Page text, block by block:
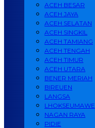
ACEH BESAR
ACEH JAYA
ACEH SELATAN
ACEH SINGKIL
ACEH TAMIANG
ACEH TENGAH
ACEH TIMUR
ACEH UTARA
BENER MERIAH
BIREUEN
LANGSA
LHOKSEUMAWE
NAGAN RAYA
PIDIE